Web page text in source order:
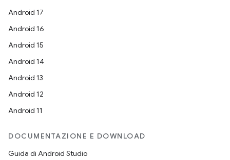
Android 17
Android 16
Android 15
Android 14
Android 13
Android 12
Android 11
DOCUMENTAZIONE E DOWNLOAD
Guida di Android Studio